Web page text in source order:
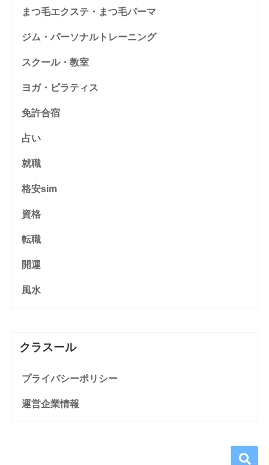
まつ毛エクステ・まつ毛パーマ
ジム・パーソナルトレーニング
スクール・教室
ヨガ・ピラティス
免許合宿
占い
就職
格安sim
資格
転職
開運
風水
クラスール
プライバシーポリシー
運営企業情報